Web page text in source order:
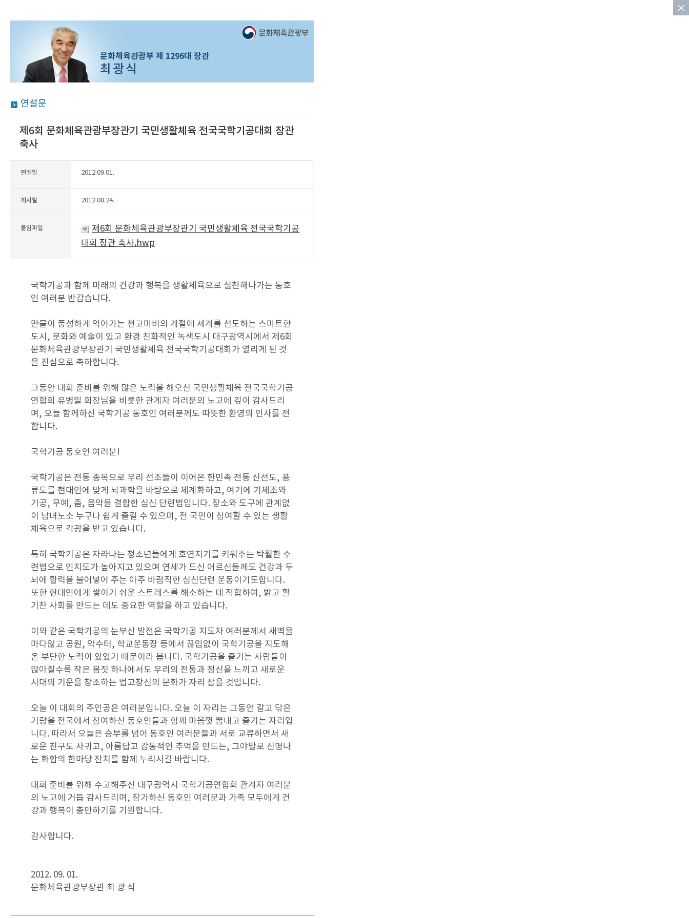
문화체육관광부 제 1296대 장관
최광식
연설문
제6회 문화체육관광부장관기 국민생활체육 전국국학기공대회 장관
축사
연설일 2012.09.01.
게시일 2012.08.24.
붙임파일
제6회 문화체육관광부장관기 국민생활체육 전국국학기공
대회 장관 축사.hwp
국학기공과 함께 미래의 건강과 행복을 생활체육으로 실천해나가는 동호
인 여러분 반갑습니다.
만물이 풍성하게 익어가는 천고마비의 계절에 세계를 선도하는 스마트한
도시, 문화와 예술이 있고 환경 친화적인 녹색도시 대구광역시에서 제6회
문화체육관광부장관기 국민생활체육 전국국학기공대회가 열리게 된 것
을 진심으로 축하합니다.
그동안 대회 준비를 위해 많은 노력을 해오신 국민생활체육 전국국학기공
연합회 유병일 회장님을 비롯한 관계자 여러분의 노고에 깊이 감사드리
며, 오늘 함께하신 국학기공 동호인 여러분께도 따뜻한 환영의 인사를 전
합니다.
국학기공 동호인 여러분!
국학기공은 전통 종목으로 우리 선조들이 이어온 한민족 전통 신선도, 풍
류도를 현대인에 맞게 뇌과학을 바탕으로 체계화하고, 여기에 기체조와
기공, 무예, 춤, 음악을 결합한 심신 단련법입니다. 장소와 도구에 관계없
이 남녀노소 누구나 쉽게 즐길 수 있으며, 전 국민이 참여할 수 있는 생활
체육으로 각광을 받고 있습니다.
특히 국학기공은 자라나는 청소년들에게 호연지기를 키워주는 탁월한 수
련법으로 인지도가 높아지고 있으며 연세가 드신 어르신들께도 건강과 두
뇌에 활력을 불어넣어 주는 아주 바람직한 심신단련 운동이기도합니다.
또한 현대인에게 쌓이기 쉬운 스트레스를 해소하는 데 적합하여, 밝고 활
기찬 사회를 만드는 데도 중요한 역할을 하고 있습니다.
이와 같은 국학기공의 눈부신 발전은 국학기공 지도자 여러분께서 새벽을
마다않고 공원, 약수터, 학교운동장 등에서 끊임없이 국학기공을 지도해
온 부단한 노력이 있었기 때문이라 봅니다. 국학기공을 즐기는 사람들이
많아질수록 작은 몸짓 하나에서도 우리의 전통과 정신을 느끼고 새로운
시대의 기운을 창조하는 법고창신의 문화가 자리 잡을 것입니다.
오늘 이 대회의 주인공은 여러분입니다. 오늘 이 자리는 그동안 갈고 닦은
기량을 전국에서 참여하신 동호인들과 함께 마음껏 뽐내고 즐기는 자리입
니다. 따라서 오늘은 승부를 넘어 동호인 여러분들과 서로 교류하면서 새
로운 친구도 사귀고, 아름답고 감동적인 추억을 만드는, 그야말로 신명나
는 화합의 한마당 잔치를 함께 누리시길 바랍니다.
대회 준비를 위해 수고해주신 대구광역시 국학기공연합회 관계자 여러분
의 노고에 거듭 감사드리며, 참가하신 동호인 여러분과 가족 모두에게 건
강과 행복이 충만하기를 기원합니다.
감사합니다.
2012. 09. 01.
문화체육관광부장관 최 광 식